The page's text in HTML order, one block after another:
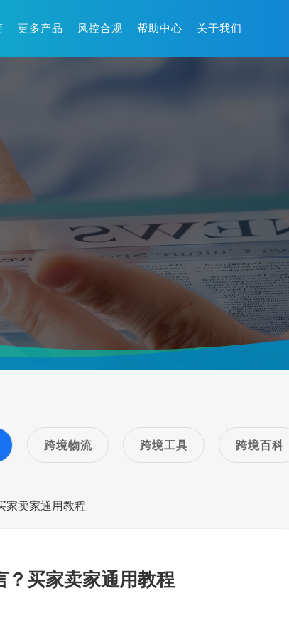
更多产品 风控合规 帮助中心 关于我们
跨境物流 跨境工具 跨境百科
家卖家通用教程
？买家卖家通用教程